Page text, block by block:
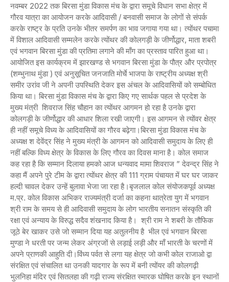
नवम्बर 2022 तक बिरसा मुंडा विकास मंच के द्वारा समूचे विधान सभा क्षेत्र में
गौरव यात्रा का आयोजन करके आदिवासी / बनवासी समाज के लोगों से संपर्क
करके राष्ट्र के प्रति उनके भीतर समर्पण का भाव जगाया गया था। त्योंथर पचामा
में विशाल आदिवासी सम्मलेन करके त्योंथर की कोलगड़ी के जीर्णोद्धार, माता शबरी
एवं भगवान बिरसा मुंडा की प्रतिमा लगाने की माँग का प्रस्ताव पारित हुआ था।
आयोजित इस कार्यक्रम में झारखण्ड से भगवान बिरसा मुंडा के पौत्र और प्रपोत्र
(शम्भुनाथ मुंडा ) एवं अनुसूचित जनजाति मोर्चे भाजपा के राष्ट्रीय अध्यक्ष श्री
समीर उरांव जी ने अपनी उपस्थिति देकर इस अंचल के आदिवासियों को सम्बोधित
किया था। बिरसा मुंडा विकास मंच के द्वारा किए गए सार्थक पहल से प्रदेश के
मुख्य मंत्री शिवराज सिंह चौहान का त्योंथर आगमन हो रहा है उनके द्वारा
कोलगड़ी के जीर्णोद्धार की आधार शिला रखी जाएगी। इस आगमन से त्योंवर क्षेत्र
ही नहीं समूचे विध्य के आदिवासियों का गौरव बढ़ेगा।बिरसा मुंडा विकास मंच के
अध्यक्ष श देवेंद्र सिंह ने मुख्य मंत्री के आगमन को आदिवासी समुदाय के लिए ही
नहीं बल्कि विध्य क्षेत्र के विकास के लिए गौरव का दिवस माना है। कोल समाज
कह रहा है कि सम्मान दिलाया हमको आज धन्यवाद मामा शिवराज ” देवन्द्र सिंह ने
कहा मैं अपने पुरे टीम के द्वारा त्योंथर क्षेत्र की 111 ग्राम पंचायत में घर घर जाकर
हल्दी चावल देकर उन्हें बुलावा भेजा जा रहा है।बृजलाल कोल संयोजकपूर्व अध्यक्ष
म.प्र. कोल विकास अभिकर राज्यमंत्री दर्जा का कहना थात्रेता युग में भगवान
श्री राम के समय से ही आदिवासी समुदाय के लोग भारतीय सनातन संस्कृति की
रक्षा एवं अन्याय के विरुद्ध सदैव शंखनाद किया है। श्री राम ने शबरी के तौफिक
जूठे बेर खाकर उसे जो सम्मान दिया यह अतुलनीय है भील एवं भगवान बिरसा
मुण्डा ने धरती पर जन्म लेकर अंग्रजों से लड़ाई लड़ी और माँ भारती के चरणों में
अपने प्राणकी आहुति दी।विंध्य पर्वत से लगा यह क्षेत्र जो कभी कोल राजाओ द्वा
संरक्षित एवं संचालित था उनकी यादगार के रूप में बनी त्योंयर की कोलगढ़ी
भुलनिहा मंदिर एवं सितलहा की गढ़ी राज्य संरक्षित स्मारक घोषित करके इन स्थानों